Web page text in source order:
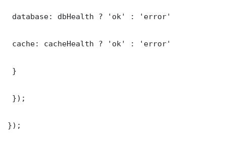
database: dbHealth ? 'ok' : 'error'
cache: cacheHealth ? 'ok' : 'error'
}
});
});